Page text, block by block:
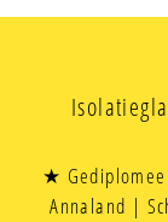
★
Annaland |